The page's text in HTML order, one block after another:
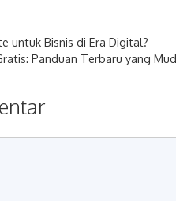
untuk Bisnis di Era Digital?
Panduan Terbaru yang